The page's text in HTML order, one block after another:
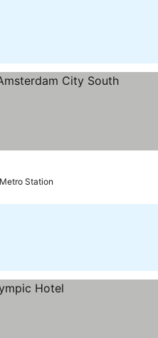
Station